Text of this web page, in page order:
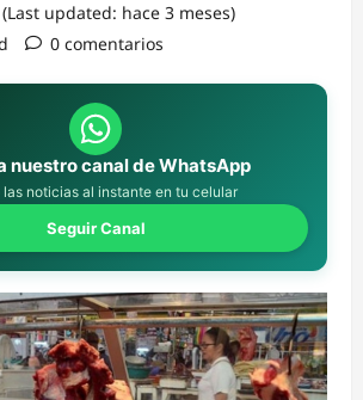
updated: hace 3 meses)
0 comentarios
nuestro canal de WhatsApp
las noticias al instante en tu celular
Seguir Canal